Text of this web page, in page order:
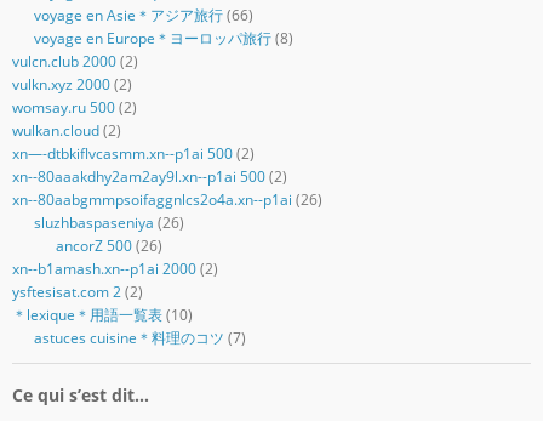
voyage en Asie＊アジア旅行(66)
voyage en Europe＊ヨーロッパ旅行(8)
vulcn.club 2000(2)
vulkn.xyz 2000(2)
womsay.ru 500(2)
wulkan.cloud(2)
xn—-dtbkiflvcasmm.xn--p1ai 500(2)
xn--80aaakdhy2am2ay9l.xn--p1ai 500(2)
xn--80aabgmmpsoifaggnlcs2o4a.xn--p1ai (26)
sluzhbaspaseniya (26)
ancorZ 500(26)
xn--b1amash.xn--p1ai 2000(2)
ysftesisat.com 2(2)
＊lexique＊用語一覧表(10)
astuces cuisine＊料理のコツ (7)
Ce qui s’est dit…